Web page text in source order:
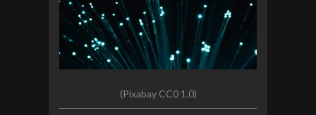
(Pixabay CC0 1.0)